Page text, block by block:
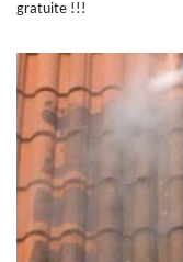
gratuite !!!